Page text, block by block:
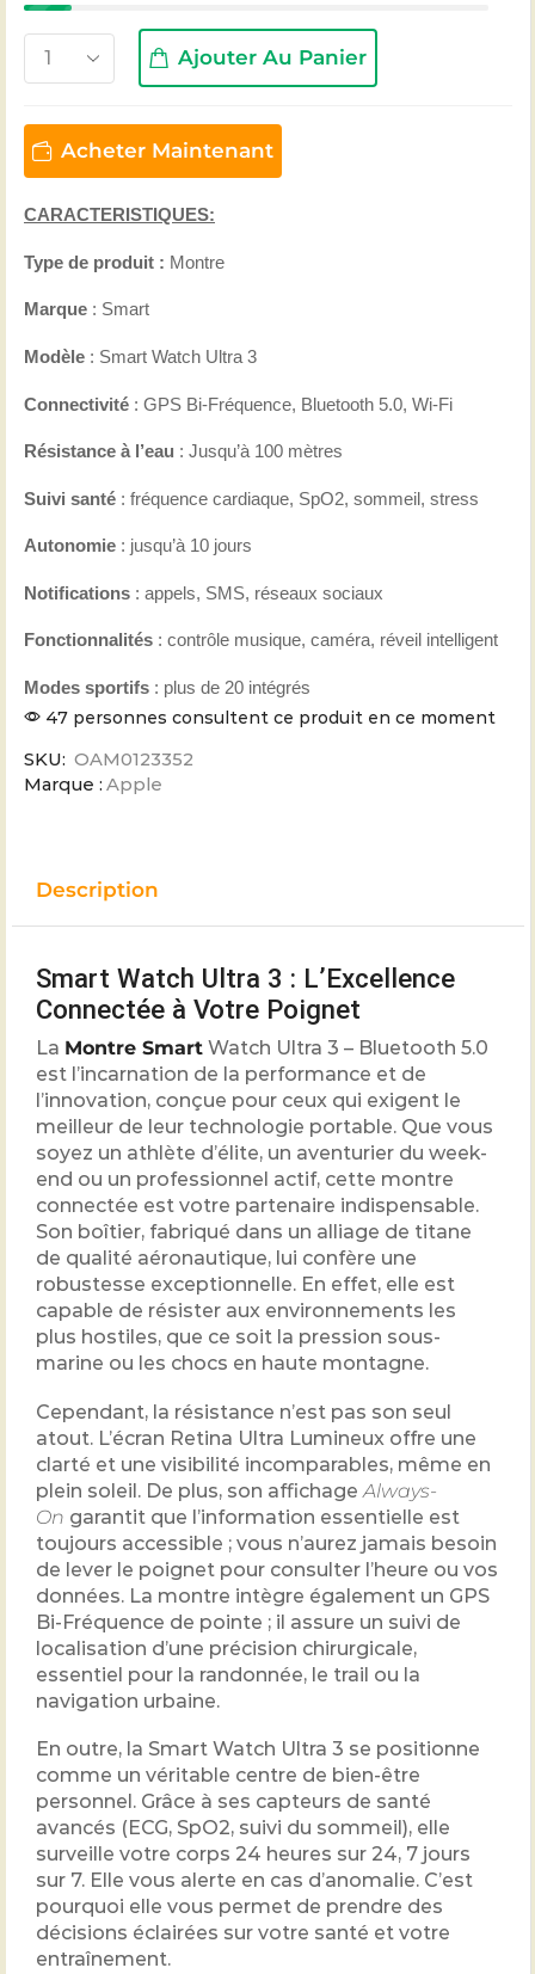
Ajouter Au Panier
Acheter Maintenant
CARACTERISTIQUES:
Type de produit : Montre
Marque : Smart
Modèle : Smart Watch Ultra 3
Connectivité : GPS Bi-Fréquence, Bluetooth 5.0, Wi-Fi
Résistance à l’eau : Jusqu’à 100 mètres
Suivi santé : fréquence cardiaque, SpO2, sommeil, stress
Autonomie : jusqu’à 10 jours
Notifications : appels, SMS, réseaux sociaux
Fonctionnalités : contrôle musique, caméra, réveil intelligent
Modes sportifs : plus de 20 intégrés
47 personnes consultent ce produit en ce moment
SKU: OAM0123352
Marque : Apple
Description
Smart Watch Ultra 3 : L’Excellence
Connectée à Votre Poignet
La Montre Smart Watch Ultra 3 – Bluetooth 5.0
est l’incarnation de la performance et de
l’innovation, conçue pour ceux qui exigent le
meilleur de leur technologie portable. Que vous
soyez un athlète d’élite, un aventurier du week-
end ou un professionnel actif, cette montre
connectée est votre partenaire indispensable.
Son boîtier, fabriqué dans un alliage de titane
de qualité aéronautique, lui confère une
robustesse exceptionnelle. En effet, elle est
capable de résister aux environnements les
plus hostiles, que ce soit la pression sous-
marine ou les chocs en haute montagne.
Cependant, la résistance n’est pas son seul
atout. L’écran Retina Ultra Lumineux offre une
clarté et une visibilité incomparables, même en
plein soleil. De plus, son affichage Always-
On garantit que l’information essentielle est
toujours accessible ; vous n’aurez jamais besoin
de lever le poignet pour consulter l’heure ou vos
données. La montre intègre également un GPS
Bi-Fréquence de pointe ; il assure un suivi de
localisation d’une précision chirurgicale,
essentiel pour la randonnée, le trail ou la
navigation urbaine.
En outre, la Smart Watch Ultra 3 se positionne
comme un véritable centre de bien-être
personnel. Grâce à ses capteurs de santé
avancés (ECG, SpO2, suivi du sommeil), elle
surveille votre corps 24 heures sur 24, 7 jours
sur 7. Elle vous alerte en cas d’anomalie. C’est
pourquoi elle vous permet de prendre des
décisions éclairées sur votre santé et votre
entraînement.